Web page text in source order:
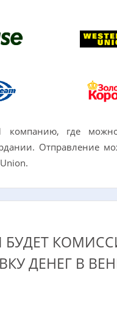
где можно
Отправление
БУДЕТ
ДЕНЕГ В